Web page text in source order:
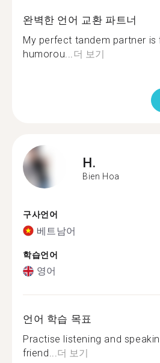
완벽한 언어 교환 파트너
My perfect tandem partner is
humorou...더 보기
H.
Bien Hoa
구사언어
베트남어
학습언어
영어
언어 학습 목표
Practise listening and
friend...더 보기